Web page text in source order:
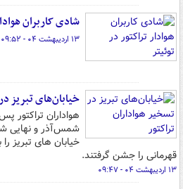
شادی کاربران
۱۳ اردیبهشت ۰۴ - ۰۹:۵۲
خیابان‌های تبریز
هواداران تراکتور
شمس‌آذر و نهایی
خیابان های تبریز
قهرمانی را جشن گرفتند.
۱۳ اردیبهشت ۰۴ - ۰۹:۴۷